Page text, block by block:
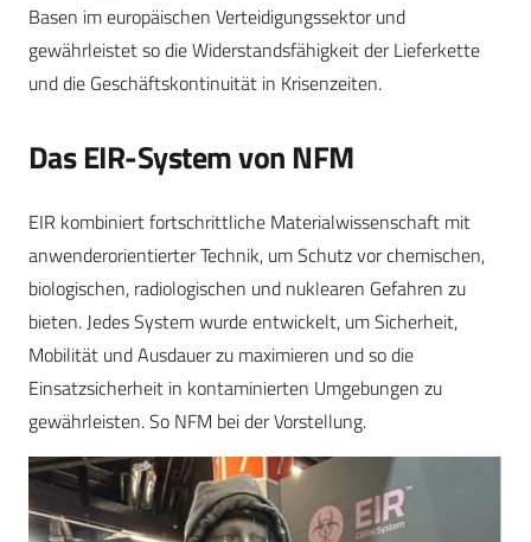
Basen im europäischen Verteidigungssektor und
gewährleistet so die Widerstandsfähigkeit der Lieferkette
und die Geschäftskontinuität in Krisenzeiten.
Das EIR-System von NFM
EIR kombiniert fortschrittliche Materialwissenschaft mit
anwenderorientierter Technik, um Schutz vor chemischen,
biologischen, radiologischen und nuklearen Gefahren zu
bieten. Jedes System wurde entwickelt, um Sicherheit,
Mobilität und Ausdauer zu maximieren und so die
Einsatzsicherheit in kontaminierten Umgebungen zu
gewährleisten. So NFM bei der Vorstellung.